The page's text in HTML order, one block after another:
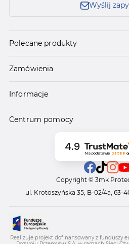
Wyślij
Polecane produkty
Zamówienia
Informacje
Centrum pomocy
4.9
Na podstawie 21 588
Copyright © 3mk
ul. Krotoszyńska 35, B-02/4a, 63-
Realizuje projekt dofinansowany z funduszy